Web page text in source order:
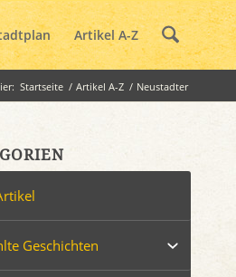
Artikel A-Z
Startseite / Artikel A-Z / Neustadter
Geschichten